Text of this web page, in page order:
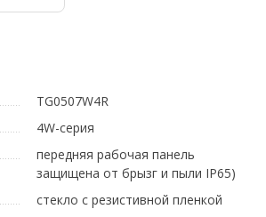
TG0507W4R
4W-серия
передняя рабочая панель
защищена от брызг и пыли IP65)
стекло с резистивной пленкой